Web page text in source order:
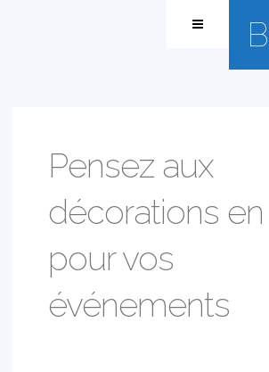
Pensez aux
décorations
pour vos
événements